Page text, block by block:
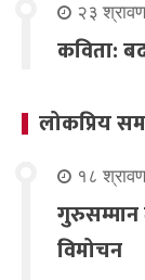
२३
कविता:
लोकप्रिय
१८
गुरुसम्मान
विमोचन